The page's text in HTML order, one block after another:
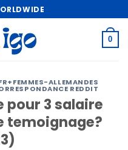
0
ALLEMANDES
REDDIT
pour 3 salaire
temoignage?